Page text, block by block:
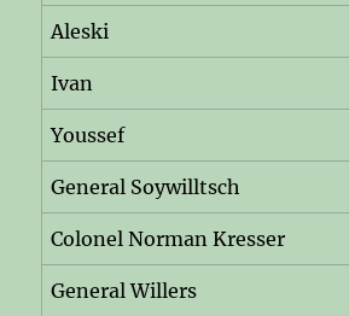
Aleski
Ivan
Youssef
General Soywilltsch
Colonel Norman Kresser
General Willers